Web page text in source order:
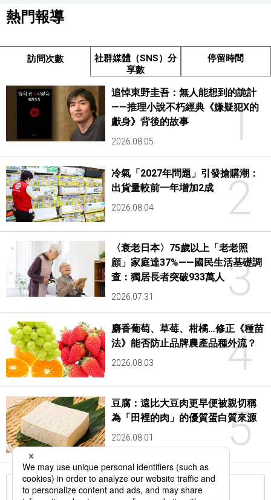
熱門報導
訪問次數
社群媒體（SNS）分
享數
停留時間
1
追悼東野圭吾：無人能想到的詭計
——推理小說不朽經典《嫌疑犯X的
獻身》背後的故事
2026.08.05
2
冷氣「2027年問題」引發搶購潮：
出貨量較前一年增加2成
2026.08.04
3
〈衰老日本〉75歲以上「老老照
顧」家庭達37%——國民生活基礎調
查：獨居長者突破933萬人
2026.07.31
4
麝香葡萄、草莓、柑橘…修正《種苗
法》能否防止品牌農產品種外流？
2026.08.03
5
豆腐：遠比大豆肉更早便被親切稱
為「田裡的肉」的優質蛋白質來源
2026.08.01
更多